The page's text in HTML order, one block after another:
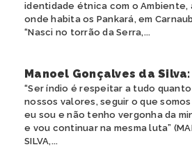
identidade étnica com o Ambiente,
onde habita os Pankará, em
“Nasci no torrão da Serra,...
Manoel Gonçalves da
“Ser índio é respeitar a tudo
nossos valores, seguir o que
eu sou e não tenho vergonha da
e vou continuar na mesma luta”
SILVA,...